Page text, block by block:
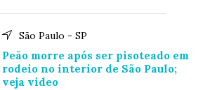
São Paulo - SP
Peão morre após ser pisoteado em
rodeio no interior de São Paulo;
veja video